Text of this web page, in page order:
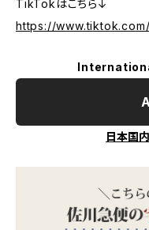
TikTokはこちら↓
https://
日本国